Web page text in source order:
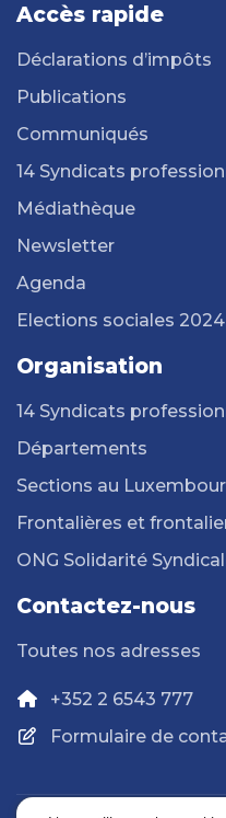
Accès rapide
Déclarations d’impôts
Publications
Communiqués
14 Syndicats
Médiathèque
Newsletter
Agenda
Elections sociales 2024
Organisation
14 Syndicats
Départements
Sections au
Frontalières et
ONG Solidarité
Contactez-nous
Toutes nos adresses
+352 2 6543 777
Formulaire de